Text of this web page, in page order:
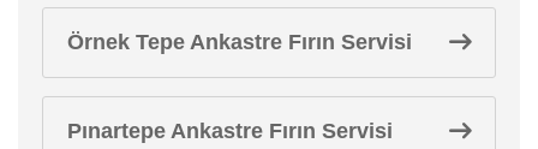
Örnek Tepe Ankastre Fırın Servisi
Pınartepe Ankastre Fırın Servisi